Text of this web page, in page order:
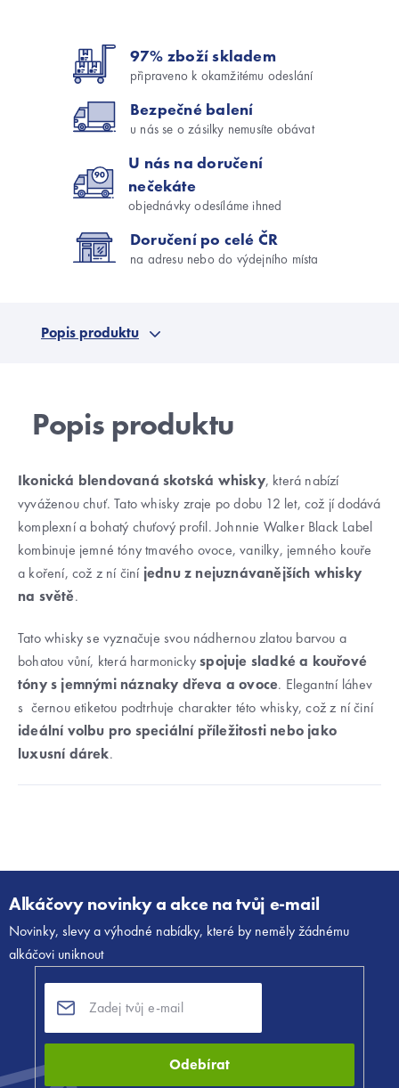
97% zboží skladem
připraveno k okamžitému odeslání
Bezpečné balení
u nás se o zásilky nemusíte obávat
U nás na doručení
nečekáte
objednávky odesíláme ihned
Doručení po celé ČR
na adresu nebo do výdejního místa
Popis produktu
Ikonická blendovaná skotská whisky, která nabízí
vyváženou chuť. Tato whisky zraje po dobu 12 let, což jí dodává
komplexní a bohatý chuťový profil. Johnnie Walker Black Label
kombinuje jemné tóny tmavého ovoce, vanilky, jemného kouře
a koření, což z ní činíjednu z nejuznávanějších whisky
na světě.
Tato whisky se vyznačuje svou nádhernou zlatou barvou a
bohatou vůní, která harmonickyspojuje sladké a kouřové
tóny s jemnými náznaky dřeva a ovoce. Elegantní láhev
s černou etiketou podtrhuje charakter této whisky, což z ní činí
ideální volbu pro speciální příležitosti nebo jako
luxusní dárek.
Alkáčovy novinky a akce na tvůj e-mail
Novinky, slevy a výhodné nabídky, které by neměly žádnému
alkáčovi uniknout
Odebírat